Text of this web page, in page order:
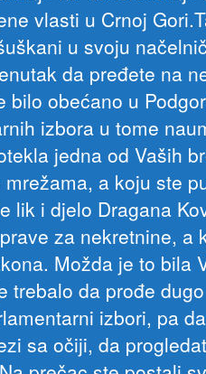
vlasti u Crnoj
u svoju
da pređete na
bilo obećano u
izbora u tome
jedna od Vaših
a koju ste
lik i djelo Dragana
za nekretnine, a
Možda je to bila
trebalo da prođe
izbori, pa
sa očiji, da